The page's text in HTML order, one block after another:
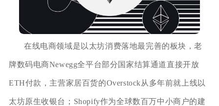
在线电商领域是以太坊消费落地最完善的板块，老
牌数码电商Newegg全平台部分国家结算通道直接开放
ETH付款，主营家居百货的Overstock从多年前就上线以
太坊原生收银台；Shopify作为全球数百万中小商户的建